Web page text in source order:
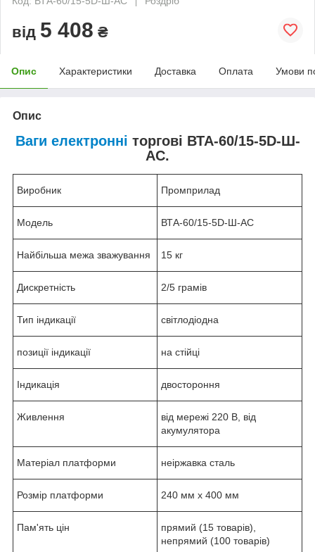
від 5 408 ₴
Опис Характеристики Доставка Оплата Умови
Опис
Ваги електронні торгові ВТА-60/15-5D-Ш-
АС.
Виробник Промприлад
Модель ВТА-60/15-5D-Ш-АС
Найбільша межа зважування 15 кг
Дискретність 2/5 грамів
Тип індикації світлодіодна
позиції індикації на стійці
Індикація двостороння
Живлення
від мережі 220 В, від
акумулятора
Матеріал платформи неіржавка сталь
Розмір платформи 240 мм х 400 мм
Пам'ять цін
прямий (15 товарів),
непрямий (100 товарів)